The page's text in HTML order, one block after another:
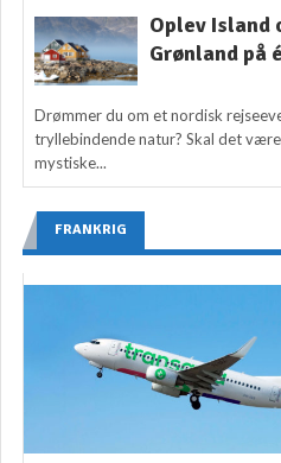
Oplev Island
Grønland på
Drømmer du om et nordisk
tryllebindende natur? Skal det
mystiske...
FRANKRIG